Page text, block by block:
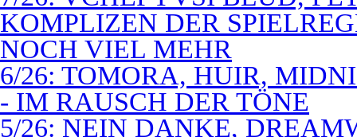
KOMPLIZEN DER
NOCH VIEL MEHR
6/26: TOMORA, HUIR,
- IM RAUSCH DER TÖNE
5/26: NEIN DANKE,